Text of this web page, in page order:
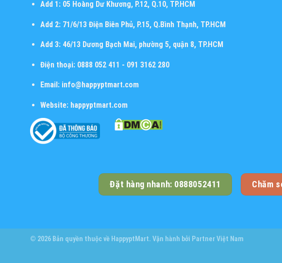
Add 1:05 Hoàng Dư Khương, P.12, Q.10, TP.HCM
Add 2:71/6/13 Điện Biên Phủ, P.15, Q.Bình Thạnh, TP.HCM
Add 3:46/13 Dương Bạch Mai, phường 5, quận 8, TP.HCM
Điện thoại:0888 052 411 - 091 3162 280
Email:info@happyptmart.com
Website: happyptmart.com
Đặt hàng nhanh: 0888052411 Chăm
© 2026 Bản quyền thuộc về HappyptMart. Vận hành bởi Partner Việt Nam